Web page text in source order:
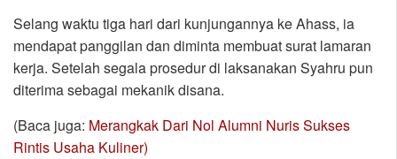
Selang waktu tiga hari dari kunjungannya ke Ahass, ia
mendapat panggilan dan diminta membuat surat lamaran
kerja. Setelah segala prosedur di laksanakan Syahru pun
diterima sebagai mekanik disana.
(Baca juga: Merangkak Dari Nol Alumni Nuris Sukses
Rintis Usaha Kuliner)